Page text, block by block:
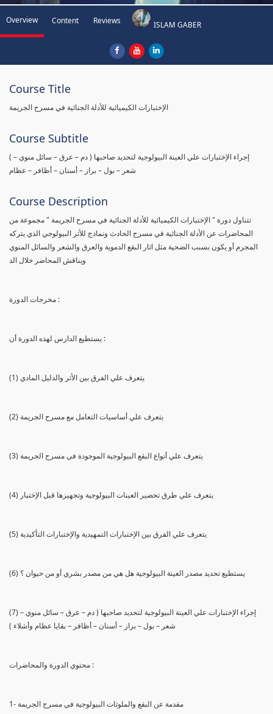
Overview Content Reviews ISLAM GABER
Course Title
الإختبارات الكيميائية للأدلة الجنائية في مسرح الجريمة
Course Subtitle
( إجراء الإختبارات علي العينة البيولوجية لتحديد صاحبها ( دم – عرق – سائل منوي –
شعر – بول – براز – أسنان – أظافر – عظام
Course Description
تتناول دورة " الإختبارات الكيميائية للأدلة الجنائية في مسرح الجريمة " مجموعة من
المحاضرات عن الأدلة الجنائية في مسرح الحادث ونماذج للأثر البيولوجي الذي يتركه
المجرم أو يكون بسبب الضحية مثل اثار البقع الدموية والعرق والشعر والسائل المنوي
ويناقش المحاضر خلال الد
مخرجات الدورة :
يستطيع الدارس لهذه الدورة أن :
(1) يتعرف علي الفرق بين الأثر والدليل المادي
(2) يتعرف علي أساسيات التعامل مع مسرح الجريمة
(3) يتعرف علي أنواع البقع البيولوجية الموجودة في مسرح الجريمة
(4) يتعرف علي طرق تحضير العينات البيولوجية وتجهيزها قبل الإختبار
(5) يتعرف علي الفرق بين الإختبارات التمهيدية والإختبارات التأكيدية
(6) يستطيع تحديد مصدر العينة البيولوجية هل هي من مصدر بشري أو من حيوان ؟
(7) إجراء الإختبارات علي العينة البيولوجية لتحديد صاحبها ( دم – عرق – سائل منوي –
شعر – بول – براز – أسنان – أظافر – بقايا عظام وأشلاء )
محتوي الدورة والمحاضرات :
1- مقدمة عن البقع والملوثات البيولوجية في مسرح الجريمة